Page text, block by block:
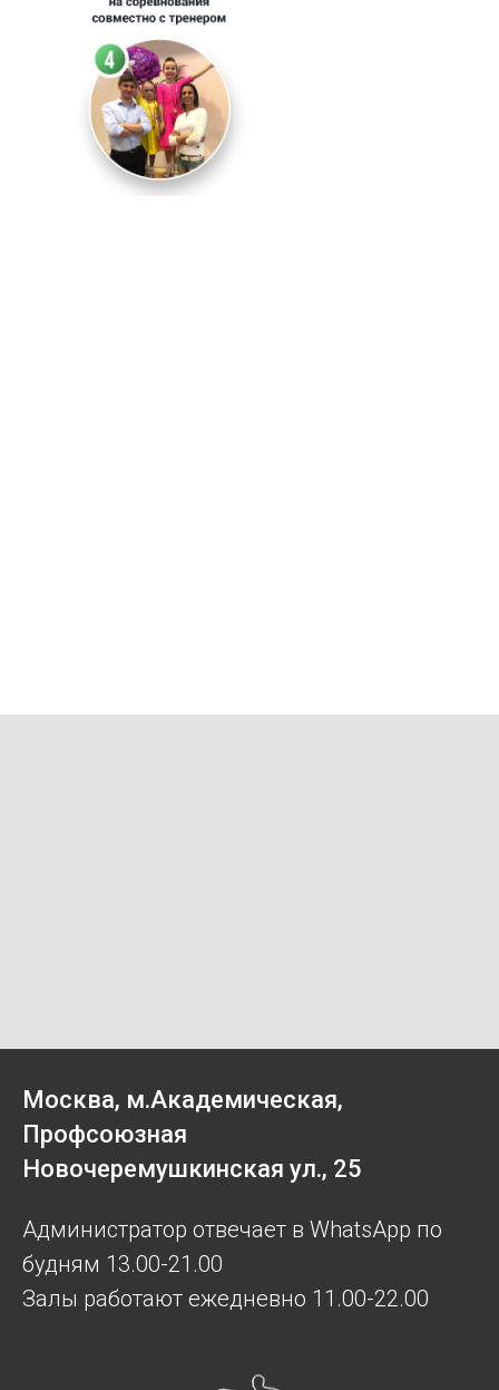
Москва, м.Академическая,
Профсоюзная
Новочеремушкинская ул., 25
Администратор отвечает в WhatsApp по
будням 13.00-21.00
Залы работают ежедневно 11.00-22.00